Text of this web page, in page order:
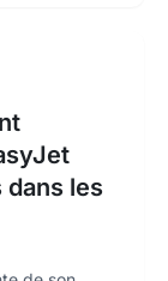
dans les